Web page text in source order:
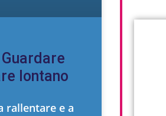
lontano
rallentare e a